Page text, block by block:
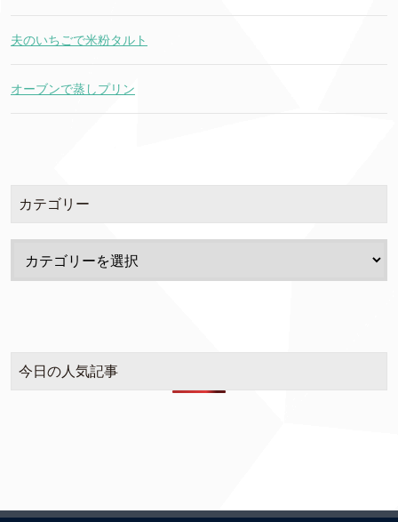
夫のいちごで米粉タルト
オーブンで蒸しプリン
カテゴリー
今日の人気記事